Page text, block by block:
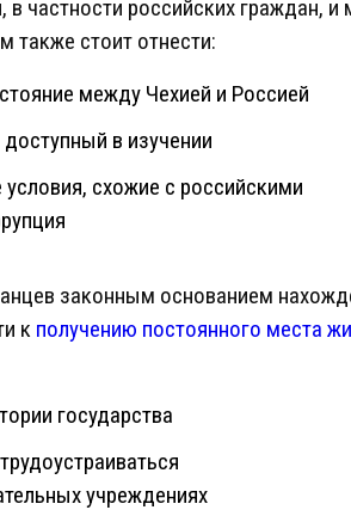
в частности российских граждан,
также стоит отнести:
между Чехией и Россией
в изучении
схожие с российскими
законным основанием
к получению постоянного места
государства
учреждениях